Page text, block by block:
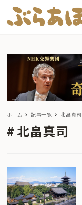
ホーム 記事一覧 北畠真司
北畠真司